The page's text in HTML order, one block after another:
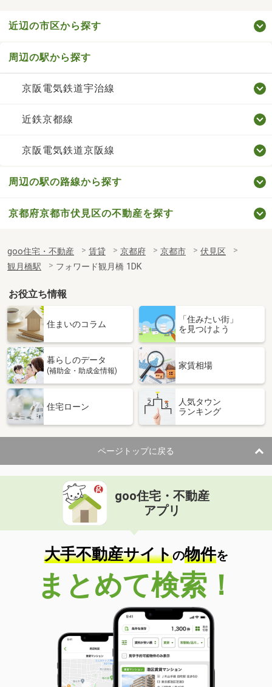
近辺の市区から探す
周辺の駅から探す
京阪電気鉄道宇治線
近鉄京都線
京阪電気鉄道京阪線
周辺の駅の路線から探す
京都府京都市伏見区の不動産を探す
goo住宅・不動産 賃貸 京都府 京都市
伏見区
観月橋駅
フォワード観月橋 1DK
お役立ち情報
住まいのコラム
「住みたい街」
を見つけよう
暮らしのデータ
(補助金・助成金情報)
家賃相場
住宅ローン
人気タウン
ランキング
ページトップに戻る
goo住宅・不動産
アプリ
大手不動産サイトの物件を
まとめて検索！